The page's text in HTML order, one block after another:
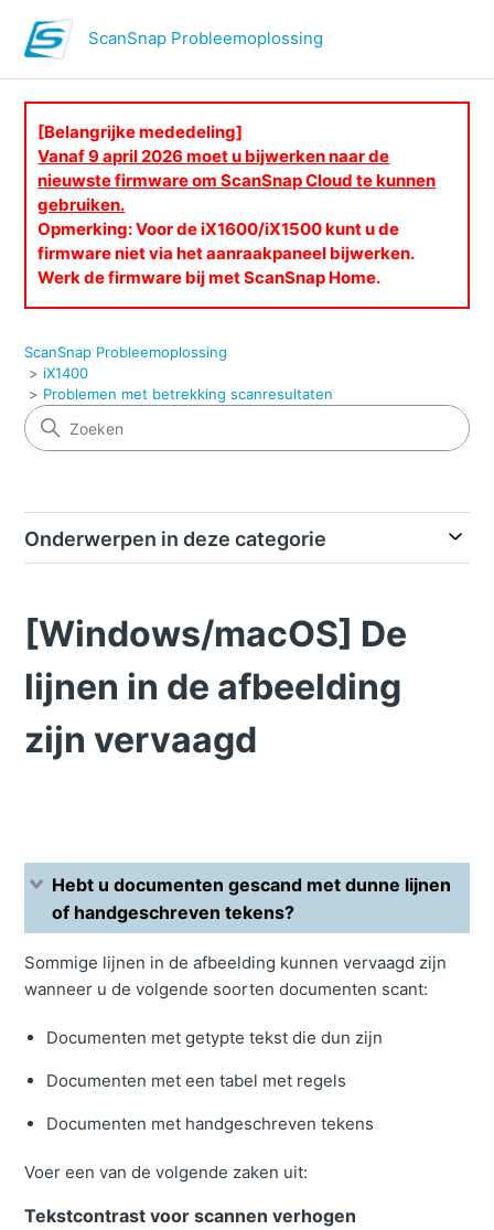
ScanSnap Probleemoplossing
[Belangrijke mededeling]
Vanaf 9 april 2026 moet u bijwerken naar de
nieuwste firmware om ScanSnap Cloud te kunnen
gebruiken.
Opmerking: Voor de iX1600/iX1500 kunt u de
firmware niet via het aanraakpaneel bijwerken.
Werk de firmware bij met ScanSnap Home.
ScanSnap Probleemoplossing
iX1400
Problemen met betrekking scanresultaten
Onderwerpen in deze categorie
[Windows/macOS] De
lijnen in de afbeelding
zijn vervaagd
Hebt u documenten gescand met dunne lijnen
of handgeschreven tekens?
Sommige lijnen in de afbeelding kunnen vervaagd zijn
wanneer u de volgende soorten documenten scant:
Documenten met getypte tekst die dun zijn
Documenten met een tabel met regels
Documenten met handgeschreven tekens
Voer een van de volgende zaken uit:
Tekstcontrast voor scannen verhogen